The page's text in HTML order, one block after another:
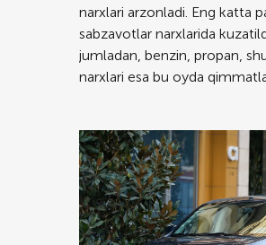
narxlari arzonladi. Eng katta
sabzavotlar narxlarida
jumladan, benzin, propan,
narxlari esa bu oyda